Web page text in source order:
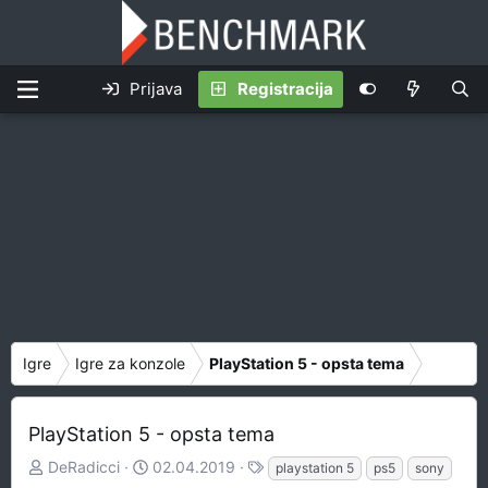
Prijava Registracija
Igre Igre za konzole PlayStation 5 - opsta tema
PlayStation 5 - opsta tema
Z
DeRadicci
D
02.04.2019
Oplaystation 5 ps5 sony